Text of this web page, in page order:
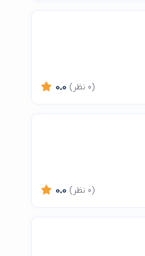
0.0 (0 نظر)
0.0 (0 نظر)